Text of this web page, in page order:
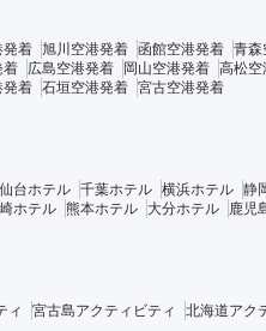
発着 旭川空港発着 函館空港発着 青森
着 広島空港発着 岡山空港発着 高松空
発着 石垣空港発着 宮古空港発着
仙台ホテル 千葉ホテル 横浜ホテル 静
ホテル 熊本ホテル 大分ホテル 鹿児
ィ 宮古島アクティビティ 北海道アク